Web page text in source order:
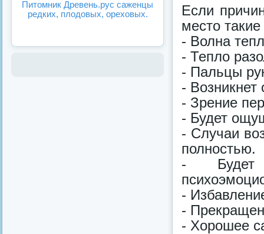
Если
место
- Волна
- Тепло
- Пальцы
-
- Зрение
- Будет
- Случаи
полностью.
- Будет
-
-
- Хорошее
Питомник Древень.рус саженцы
редких, плодовых, ореховых.